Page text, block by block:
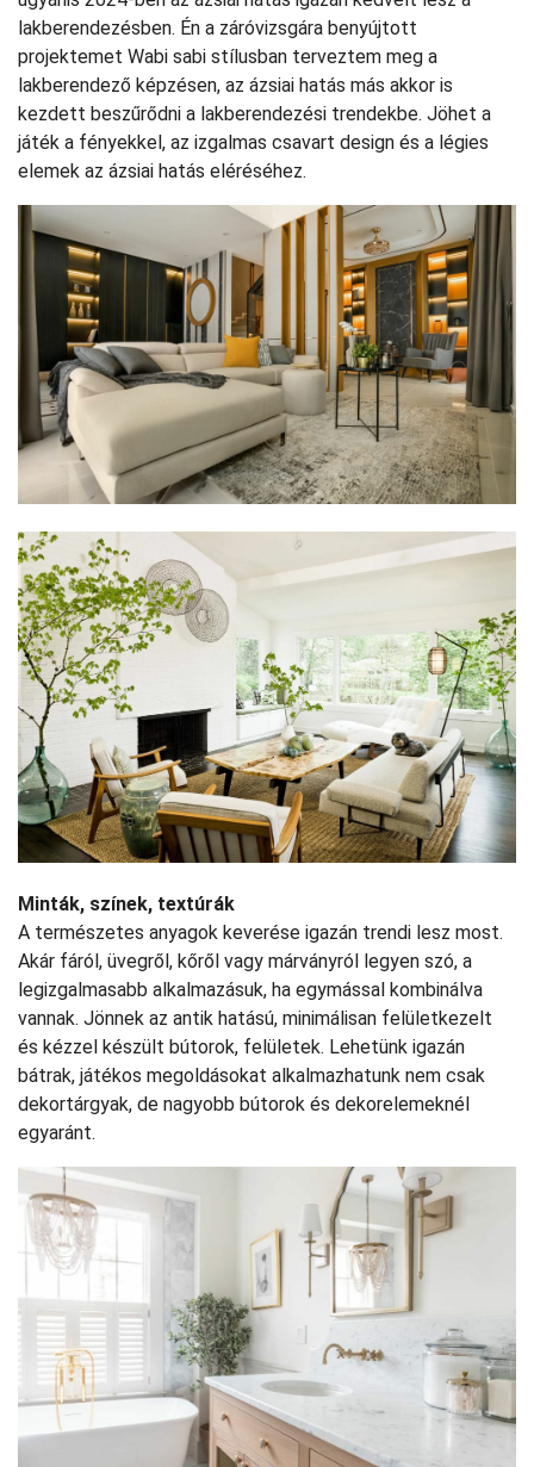
lakberendezésben. Én a záróvizsgára benyújtott
projektemet Wabi sabi stílusban terveztem meg a
lakberendező képzésen, az ázsiai hatás más akkor is
kezdett beszűrődni a lakberendezési trendekbe. Jöhet a
játék a fényekkel, az izgalmas csavart design és a légies
elemek az ázsiai hatás eléréséhez.
Minták, színek, textúrák
A természetes anyagok keverése igazán trendi lesz most.
Akár fáról, üvegről, kőről vagy márványról legyen szó, a
legizgalmasabb alkalmazásuk, ha egymással kombinálva
vannak. Jönnek az antik hatású, minimálisan felületkezelt
és kézzel készült bútorok, felületek. Lehetünk igazán
bátrak, játékos megoldásokat alkalmazhatunk nem csak
dekortárgyak, de nagyobb bútorok és dekorelemeknél
egyaránt.